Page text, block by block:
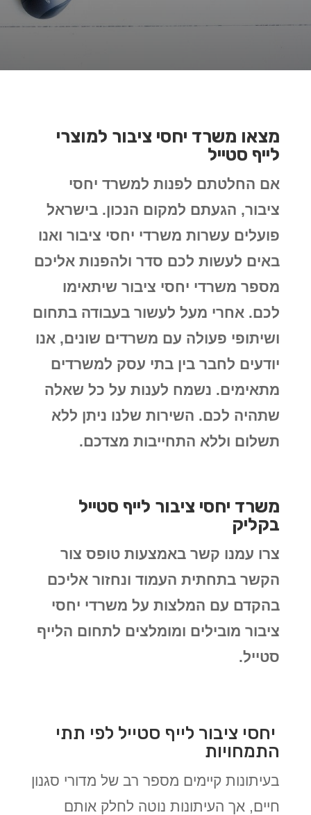
מצאו משרד יחסי ציבור למוצרי
לייף סטייל
אם החלטתם לפנות למשרד יחסי
ציבור, הגעתם למקום הנכון. בישראל
פועלים עשרות משרדי יחסי ציבור ואנו
באים לעשות לכם סדר ולהפנות אליכם
מספר משרדי יחסי ציבור שיתאימו
לכם. אחרי מעל לעשור בעבודה בתחום
ושיתופי פעולה עם משרדים שונים, אנו
יודעים לחבר בין בתי עסק למשרדים
מתאימים. נשמח לענות על כל שאלה
שתהיה לכם. השירות שלנו ניתן ללא
תשלום וללא התחייבות מצדכם.
משרד יחסי ציבור לייף סטייל
בקליק
צרו עמנו קשר באמצעות טופס צור
הקשר בתחתית העמוד ונחזור אליכם
בהקדם עם המלצות על משרדי יחסי
ציבור מובילים ומומלצים לתחום הלייף
סטייל.
יחסי ציבור לייף סטייל לפי תתי
התמחויות
בעיתונות קיימים מספר רב של מדורי סגנון
חיים, אך העיתונות נוטה לחלק אותם